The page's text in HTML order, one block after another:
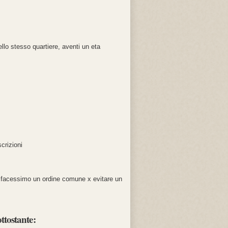
stesso quartiere, aventi un eta
un ordine comune x evitare un